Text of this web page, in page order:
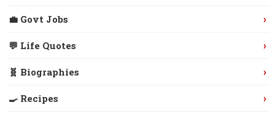
💼 Govt Jobs ›
💬 Life Quotes ›
🧬 Biographies ›
🍳 Recipes ›